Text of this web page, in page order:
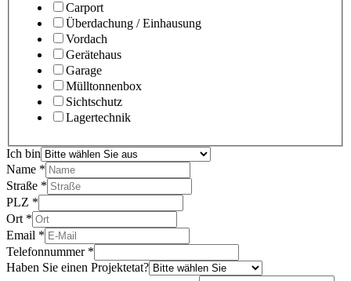
Carport
Überdachung / Einhausung
Vordach
Gerätehaus
Garage
Mülltonnenbox
Sichtschutz
Lagertechnik
Ich bin
Name *
Straße *
PLZ *
Ort *
Email *
Telefonnummer *
Haben Sie einen Projektetat?